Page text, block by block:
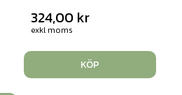
324,00 kr
exkl moms
KÖP